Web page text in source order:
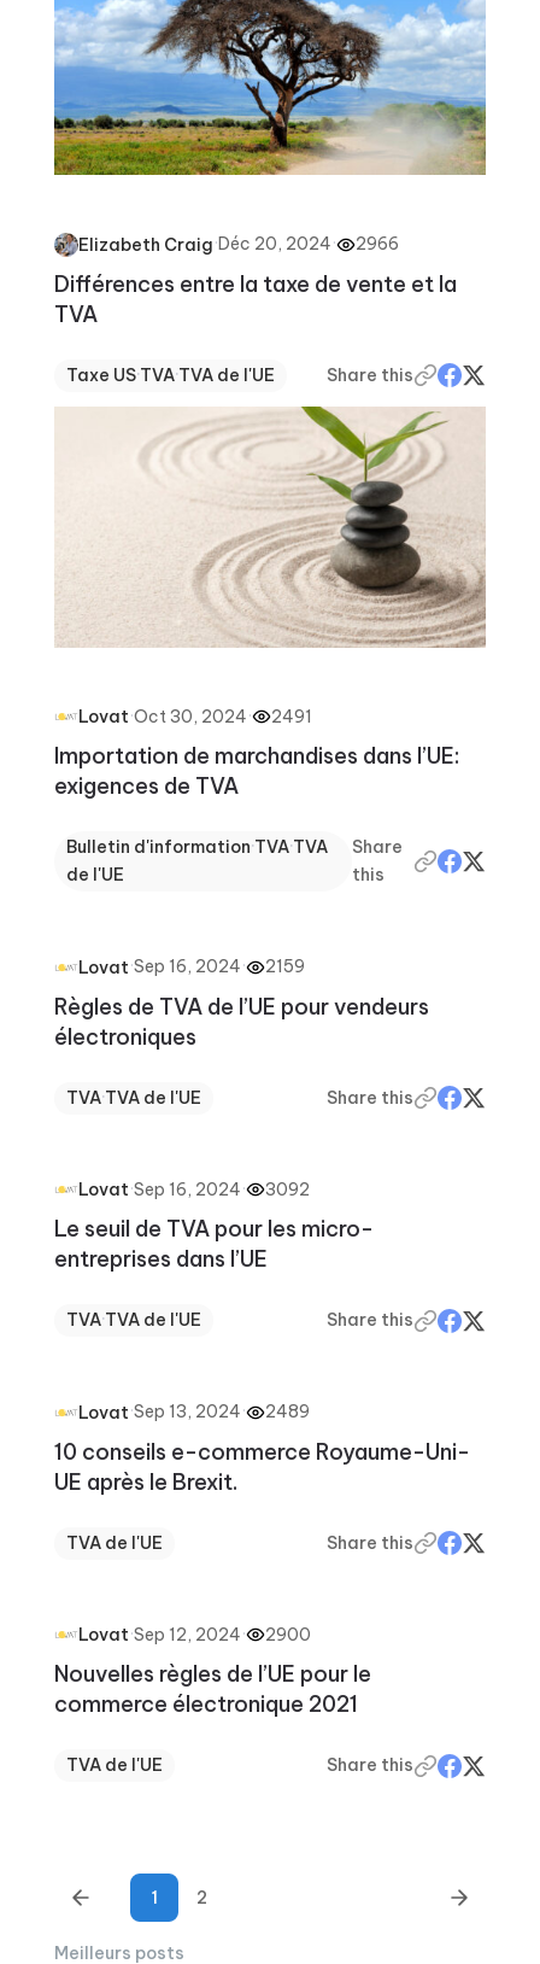
Elizabeth Craig·Déc 20, 2024· 2966
Différences entre la taxe de vente et la
TVA
Taxe US·TVA·TVA de l'UE Share this
Lovat·Oct 30, 2024· 2491
Importation de marchandises dans l’UE:
exigences de TVA
Bulletin d'information·TVA·TVA
de l'UE
Share
this
Lovat·Sep 16, 2024· 2159
Règles de TVA de l’UE pour vendeurs
électroniques
TVA·TVA de l'UE Share this
Lovat·Sep 16, 2024· 3092
Le seuil de TVA pour les micro-
entreprises dans l’UE
TVA·TVA de l'UE Share this
Lovat·Sep 13, 2024· 2489
10 conseils e-commerce Royaume-Uni-
UE après le Brexit.
TVA de l'UE Share this
Lovat·Sep 12, 2024· 2900
Nouvelles règles de l’UE pour le
commerce électronique 2021
TVA de l'UE Share this
1 2
Meilleurs posts